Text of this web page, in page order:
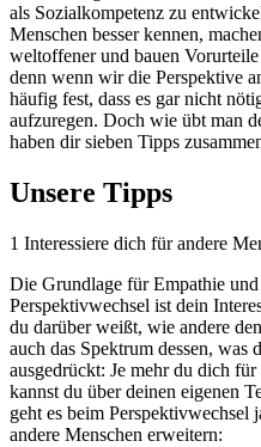
als Sozialkompetenz zu
Menschen besser kennen,
weltoffener und bauen
denn wenn wir die Perspektive
häufig fest, dass es gar nicht
aufzuregen. Doch wie übt man
haben dir sieben Tipps
Unsere Tipps
1 Interessiere dich für andere
Die Grundlage für Empathie
Perspektivwechsel ist dein
du darüber weißt, wie andere
auch das Spektrum dessen,
ausgedrückt: Je mehr du dich
kannst du über deinen eigenen
geht es beim Perspektivwechsel
andere Menschen erweitern: